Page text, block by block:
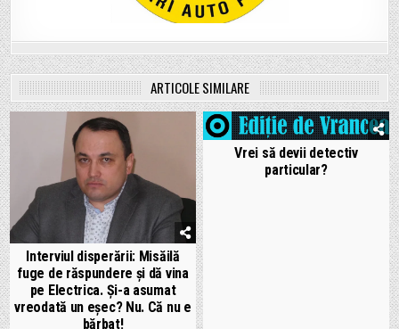
ARTICOLE SIMILARE
Interviul disperării: Misăilă
fuge de răspundere și dă vina
pe Electrica. Și-a asumat
vreodată un eșec? Nu. Că nu e
bărbat!
Vrei să devii detectiv
particular?